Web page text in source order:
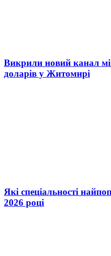
Викрили новий канал
доларів у Житомирі
Які спеціальності
2026 році